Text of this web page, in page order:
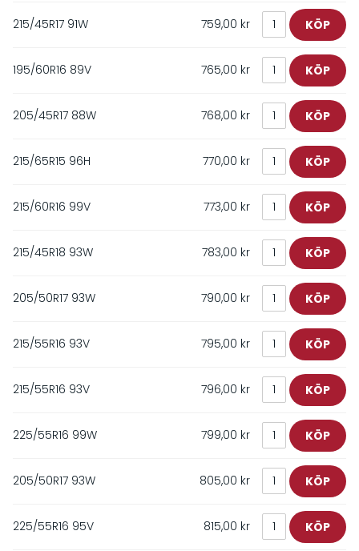
215/45R17 91W 759,00 kr
195/60R16 89V 765,00 kr
205/45R17 88W 768,00 kr
215/65R15 96H 770,00 kr
215/60R16 99V 773,00 kr
215/45R18 93W 783,00 kr
205/50R17 93W 790,00 kr
215/55R16 93V 795,00 kr
215/55R16 93V 796,00 kr
225/55R16 99W 799,00 kr
205/50R17 93W 805,00 kr
225/55R16 95V 815,00 kr